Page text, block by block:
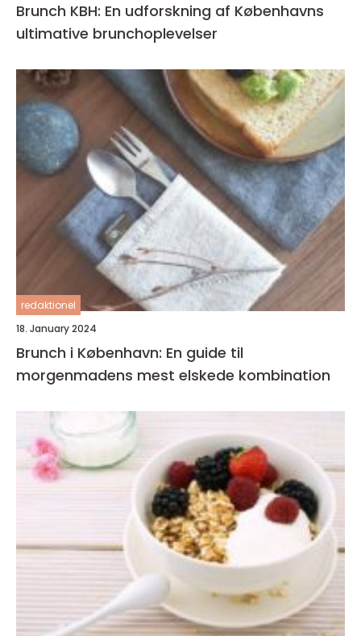
Brunch KBH: En udforskning af Københavns
ultimative brunchoplevelser
redaktionel
18. January 2024
Brunch i København: En guide til
morgenmadens mest elskede kombination